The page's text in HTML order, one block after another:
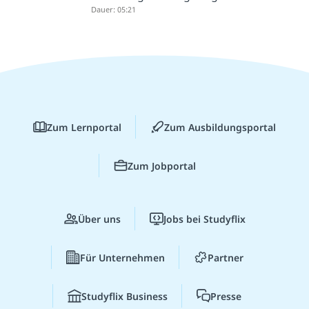
Dauer: 05:21
Zum Lernportal Zum Ausbildungsportal
Zum Jobportal
Über uns Jobs bei Studyflix
Für Unternehmen Partner
Studyflix Business Presse